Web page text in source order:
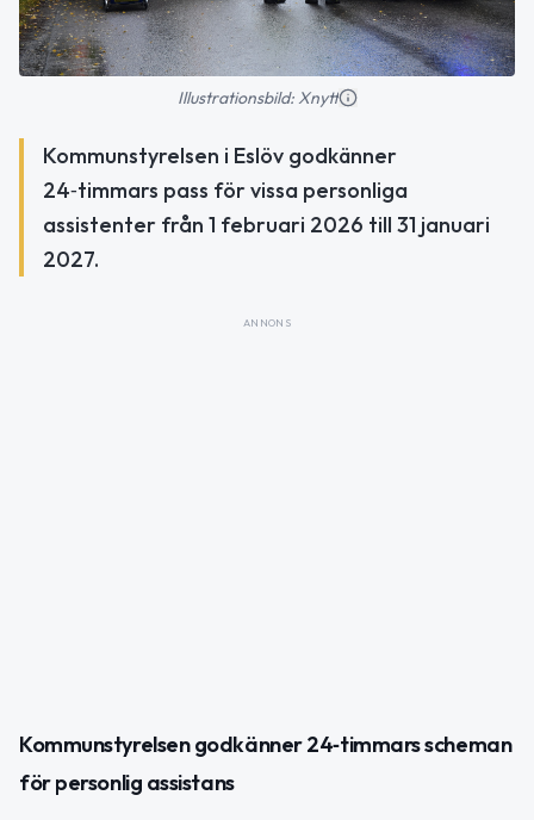
Illustrationsbild: Xnytt
Kommunstyrelsen i Eslöv godkänner
24‑timmars pass för vissa personliga
assistenter från 1 februari 2026 till 31 januari
2027.
ANNONS
Kommunstyrelsen godkänner 24‑timmars scheman
för personlig assistans